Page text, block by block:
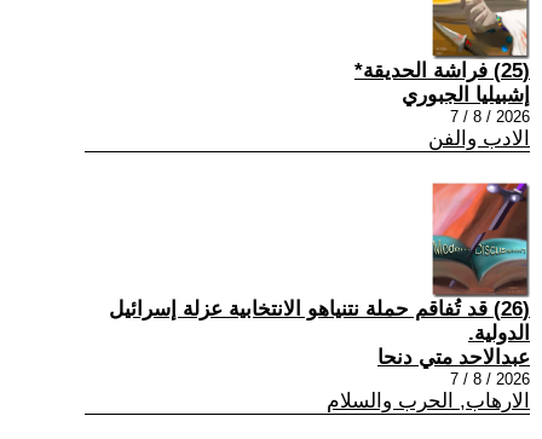
(25) فراشة الحديقة*
إشبيليا الجبوري
2026 / 8 / 7
الادب والفن
(26) قد تُفاقم حملة نتنياهو الانتخابية عزلة إسرائيل
الدولية.
عبدالاحد متي دنحا
2026 / 8 / 7
الارهاب, الحرب والسلام